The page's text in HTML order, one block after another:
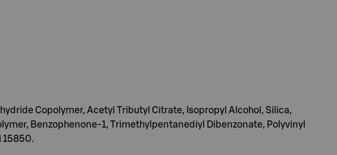
Copolymer, Acetyl Tributyl Citrate, Isopropyl Alcohol, Silica,
Benzophenone-1, Trimethylpentanediyl Dibenzonate, Polyvinyl
15850.